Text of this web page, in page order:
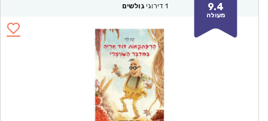
9.4
מעולה
1 דירוגי גולשים